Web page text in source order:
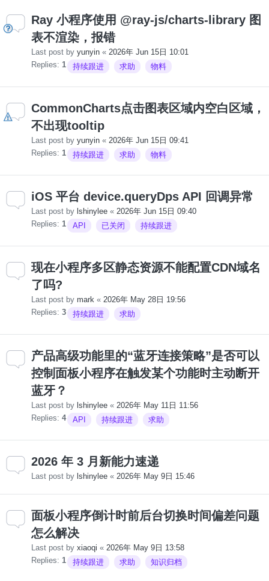
Ray 小程序使用 @ray-js/charts-library 图
表不渲染，报错
Last post by yunyin « 2026年 Jun 15日 10:01
Replies: 1 持续跟进 求助 物料
CommonCharts点击图表区域内空白区域，
不出现tooltip
Last post by yunyin « 2026年 Jun 15日 09:41
Replies: 1 持续跟进 求助 物料
iOS 平台 device.queryDps API 回调异常
Last post by lshinylee « 2026年 Jun 15日 09:40
Replies: 1 API 已关闭 持续跟进
现在小程序多区静态资源不能配置CDN域名
了吗?
Last post by mark « 2026年 May 28日 19:56
Replies: 3 持续跟进 求助
产品高级功能里的“蓝牙连接策略”是否可以
控制面板小程序在触发某个功能时主动断开
蓝牙？
Last post by lshinylee « 2026年 May 11日 11:56
Replies: 4 API 持续跟进 求助
2026 年 3 月新能力速递
Last post by lshinylee « 2026年 May 9日 15:46
面板小程序倒计时前后台切换时间偏差问题
怎么解决
Last post by xiaoqi « 2026年 May 9日 13:58
Replies: 1 持续跟进 求助 知识归档